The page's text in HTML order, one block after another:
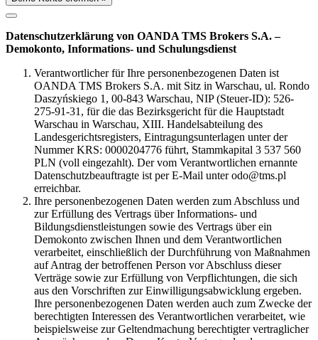
Datenschutzerklärung von OANDA TMS Brokers S.A. –
Demokonto, Informations- und Schulungsdienst
Verantwortlicher für Ihre personenbezogenen Daten ist
OANDA TMS Brokers S.A. mit Sitz in Warschau, ul. Rondo
Daszyńskiego 1, 00-843 Warschau, NIP (Steuer-ID): 526-
275-91-31, für die das Bezirksgericht für die Hauptstadt
Warschau in Warschau, XIII. Handelsabteilung des
Landesgerichtsregisters, Eintragungsunterlagen unter der
Nummer KRS: 0000204776 führt, Stammkapital 3 537 560
PLN (voll eingezahlt). Der vom Verantwortlichen ernannte
Datenschutzbeauftragte ist per E-Mail unter odo@tms.pl
erreichbar.
Ihre personenbezogenen Daten werden zum Abschluss und
zur Erfüllung des Vertrags über Informations- und
Bildungsdienstleistungen sowie des Vertrags über ein
Demokonto zwischen Ihnen und dem Verantwortlichen
verarbeitet, einschließlich der Durchführung von Maßnahmen
auf Antrag der betroffenen Person vor Abschluss dieser
Verträge sowie zur Erfüllung von Verpflichtungen, die sich
aus den Vorschriften zur Einwilligungsabwicklung ergeben.
Ihre personenbezogenen Daten werden auch zum Zwecke der
berechtigten Interessen des Verantwortlichen verarbeitet, wie
beispielsweise zur Geltendmachung berechtigter vertraglicher